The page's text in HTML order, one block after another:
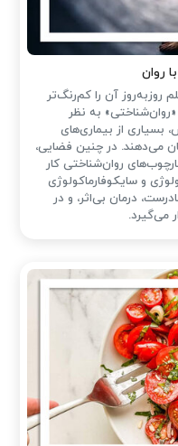
روان
آن را کم‌رنگ‌تر
به نظر
بسیاری از بیماری‌های
می‌دهند. در چنین فضایی،
روان‌شناختی کار
و سایکوفارماکولوژی
درمان بی‌اثر، و در
می‌گیرد.